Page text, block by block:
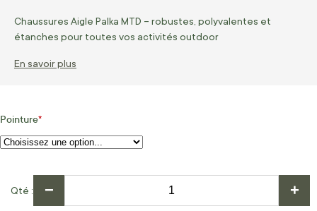
Chaussures Aigle Palka MTD – robustes, polyvalentes et
étanches pour toutes vos activités outdoor
En savoir plus
Pointure
Qté − +